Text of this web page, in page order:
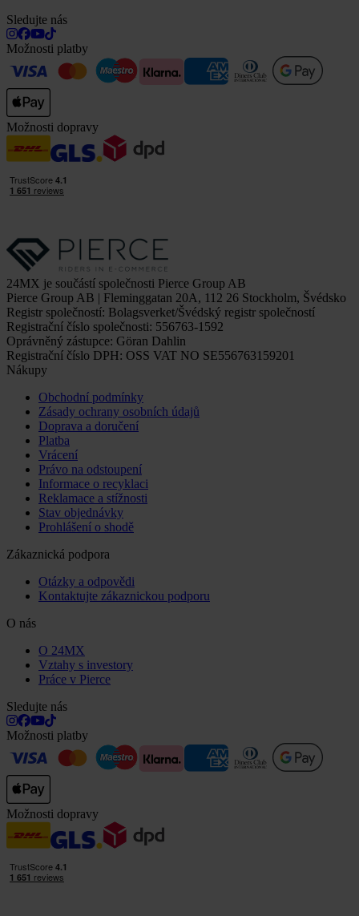
Sledujte nás
Možnosti platby
Možnosti dopravy
24MX je součástí společnosti Pierce Group AB
Pierce Group AB | Fleminggatan 20A, 112 26 Stockholm, Švédsko
Registr společností: Bolagsverket/Švédský registr společností
Registrační číslo společnosti: 556763-1592
Oprávněný zástupce: Göran Dahlin
Registrační číslo DPH: OSS VAT NO SE556763159201
Nákupy
Obchodní podmínky
Zásady ochrany osobních údajů
Doprava a doručení
Platba
Vrácení
Právo na odstoupení
Informace o recyklaci
Reklamace a stížnosti
Stav objednávky
Prohlášení o shodě
Zákaznická podpora
Otázky a odpovědi
Kontaktujte zákaznickou podporu
O nás
O 24MX
Vztahy s investory
Práce v Pierce
Sledujte nás
Možnosti platby
Možnosti dopravy